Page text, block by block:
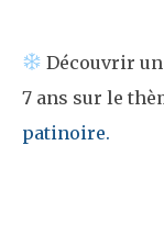
Découvrir
7 ans sur le
patinoire.